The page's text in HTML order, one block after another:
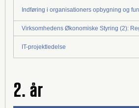
Indføring i organisationers opbygning og
Virksomhedens Økonomiske Styring (2):
IT-projektledelse
2. år